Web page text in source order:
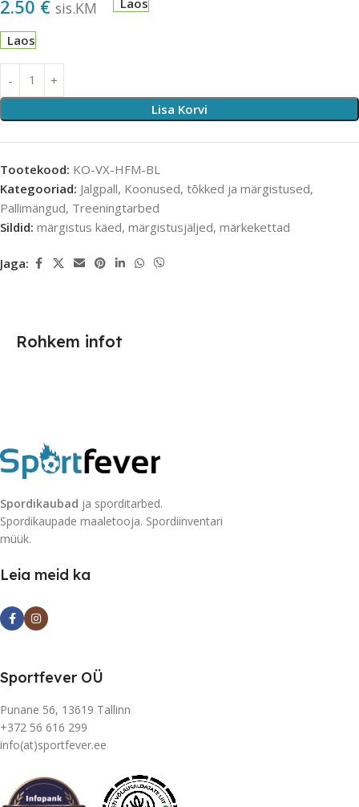
2.50 € sis.KM
Laos
Lisa Korvi
Tootekood: KO-VX-HFM-BL
Kategooriad: Jalgpall, Koonused, tõkked ja märgistused,
Pallimängud, Treeningtarbed
Sildid: märgistus käed, märgistusjäljed, märkekettad
Jaga:
Rohkem infot
Spordikaubad ja sporditarbed.
Spordikaupade maaletooja. Spordiinventari
müük.
Leia meid ka
Sportfever OÜ
Punane 56, 13619 Tallinn
+372 56 616 299
info(at)sportfever.ee